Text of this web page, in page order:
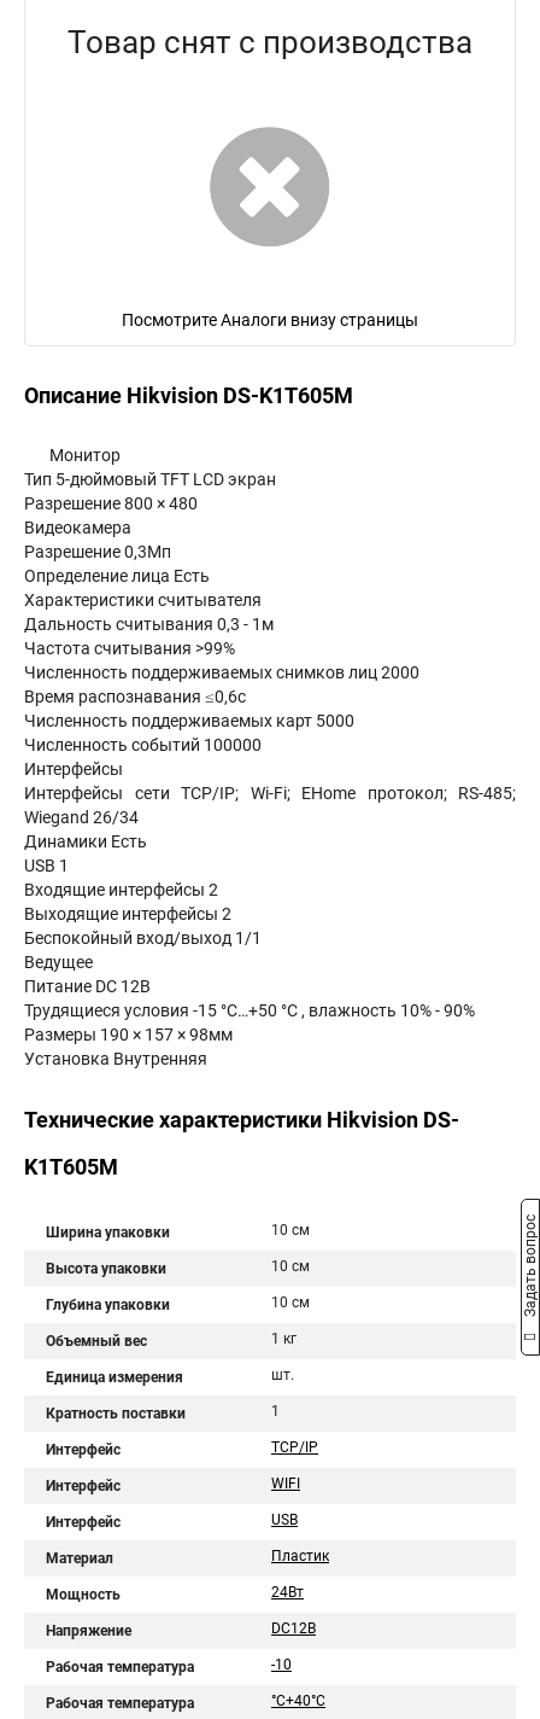
Товар снят с производства
Посмотрите Аналоги внизу страницы
Описание Hikvision DS-K1T605M
Монитор
Тип 5-дюймовый TFT LCD экран
Разрешение 800 × 480
Видеокамера
Разрешение 0,3Мп
Определение лица Есть
Характеристики считывателя
Дальность считывания 0,3 - 1м
Частота считывания >99%
Численность поддерживаемых снимков лиц 2000
Время распознавания ≤0,6с
Численность поддерживаемых карт 5000
Численность событий 100000
Интерфейсы
Интерфейсы сети TCP/IP; Wi-Fi; EHome протокол; RS-485;
Wiegand 26/34
Динамики Есть
USB 1
Входящие интерфейсы 2
Выходящие интерфейсы 2
Беспокойный вход/выход 1/1
Ведущее
Питание DC 12В
Трудящиеся условия -15 °C…+50 °C , влажность 10% - 90%
Размеры 190 × 157 × 98мм
Установка Внутренняя
Технические характеристики Hikvision DS-
K1T605M
Ширина упаковки 10 см
Высота упаковки 10 см
Глубина упаковки 10 см
Объемный вес 1 кг
Единица измерения шт.
Кратность поставки 1
Интерфейс TCP/IP
Интерфейс WIFI
Интерфейс USB
Материал Пластик
Мощность 24Вт
Напряжение DC12В
Рабочая температура -10
Рабочая температура °C+40°C
Задать вопрос